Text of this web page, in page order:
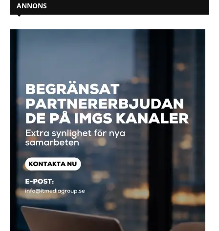
ANNONS